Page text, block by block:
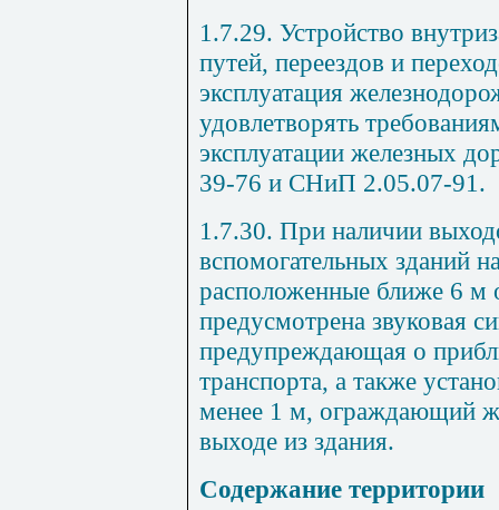
1.7.29. Устройство
путей, переездов и
эксплуатация
удовлетворять
эксплуатации железных
39-76 и СНиП 2.05.07-91.
1.7.30. При наличии
вспомогательных зданий
расположенные ближе 6 м
предусмотрена звуковая
предупреждающая о
транспорта, а также
менее 1 м, ограждающий
выходе из здания.
Содержание территории